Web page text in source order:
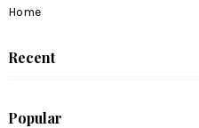
Home
Recent
Popular